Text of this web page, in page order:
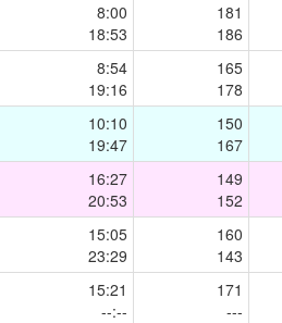
8:00
18:53
181
186
8:54
19:16
165
178
10:10
19:47
150
167
16:27
20:53
149
152
15:05
23:29
160
143
15:21
--:--
171
---